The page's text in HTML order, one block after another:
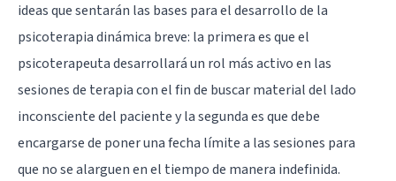
ideas que sentarán las bases para el desarrollo de la
psicoterapia dinámica breve: la primera es que el
psicoterapeuta desarrollará un rol más activo en las
sesiones de terapia con el fin de buscar material del lado
inconsciente del paciente y la segunda es que debe
encargarse de poner una fecha límite a las sesiones para
que no se alarguen en el tiempo de manera indefinida.